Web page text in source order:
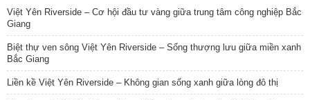
Việt Yên Riverside – Cơ hội đầu tư vàng giữa trung tâm công nghiệp Bắc
Giang
Biệt thự ven sông Việt Yên Riverside – Sống thượng lưu giữa miền xanh
Bắc Giang
Liền kề Việt Yên Riverside – Không gian sống xanh giữa lòng đô thị